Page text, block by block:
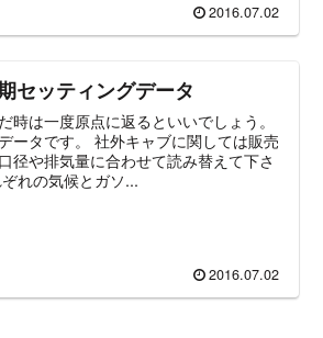
2016.07.02
セッティングデータ
は一度原点に返るといいでしょう。
ータです。 社外キャブに関しては販売
径や排気量に合わせて読み替えて下さ
れの気候とガソ...
2016.07.02